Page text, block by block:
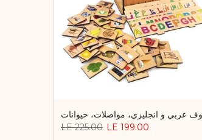
LE 225.00 LE 199.00